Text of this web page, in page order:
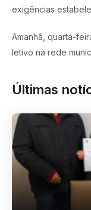
exigências
Amanhã, quarta-
letivo na rede
Últimas